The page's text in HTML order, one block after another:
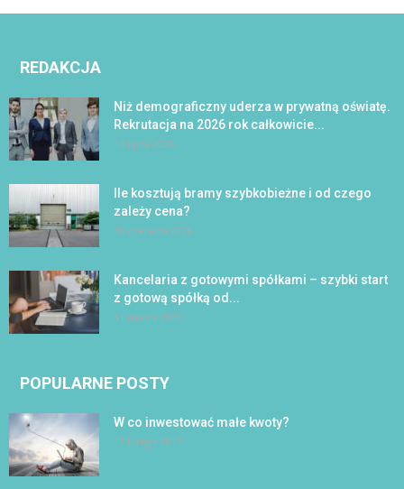
REDAKCJA
Niż demograficzny uderza w prywatną oświatę.
Rekrutacja na 2026 rok całkowicie...
16 lipca 2026
Ile kosztują bramy szybkobieżne i od czego
zależy cena?
28 czerwca 2026
Kancelaria z gotowymi spółkami – szybki start
z gotową spółką od...
31 marca 2026
POPULARNE POSTY
W co inwestować małe kwoty?
17 lutego 2017